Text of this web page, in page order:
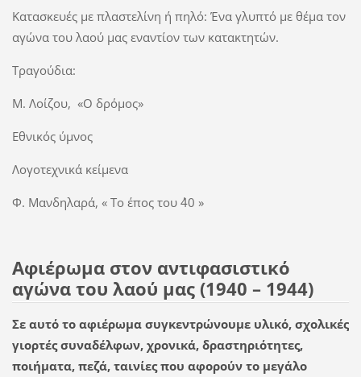
Κατασκευές με πλαστελίνη ή πηλό: Ένα γλυπτό με θέμα τον
αγώνα του λαού μας εναντίον των κατακτητών.
Τραγούδια:
Μ. Λοίζου, «Ο δρόμος»
Εθνικός ύμνος
Λογοτεχνικά κείμενα
Φ. Μανδηλαρά, « Το έπος του ΄40 »
Αφιέρωμα στον αντιφασιστικό
αγώνα του λαού μας (1940 – 1944)
Σε αυτό το αφιέρωμα συγκεντρώνουμε υλικό, σχολικές
γιορτές συναδέλφων, χρονικά, δραστηριότητες,
ποιήματα, πεζά, ταινίες που αφορούν το μεγάλο